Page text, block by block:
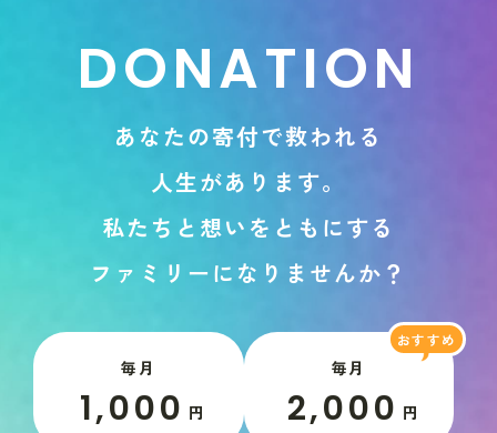
DONATION
あ な たの寄付で救われ る
人生があ り ま す。
私た ち と 想い を と も にする
フ ァ ミ リ ーに な り ま せんか ？
毎月
1,000 円
毎月
2,000 円